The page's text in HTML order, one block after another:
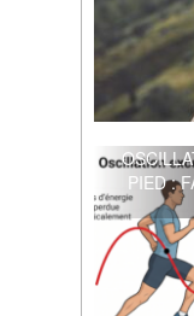
PIED :